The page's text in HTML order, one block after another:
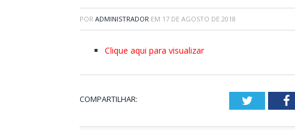
POR ADMINISTRADOR EM 17 DE AGOSTO DE 2018
Clique aqui para visualizar
COMPARTILHAR: Twitter